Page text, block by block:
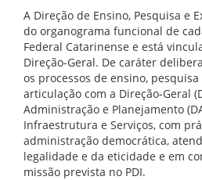
A Direção de Ensino, Pesquisa e
do organograma funcional de
Federal Catarinense e está
Direção-Geral. De caráter
os processos de ensino, pesquisa
articulação com a Direção-Geral
Administração e Planejamento
Infraestrutura e Serviços, com
administração democrática,
legalidade e da eticidade e em
missão prevista no PDI.